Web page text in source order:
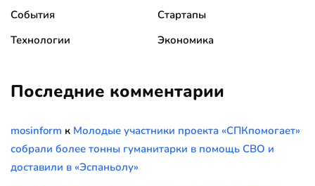
События
Стартапы
Технологии
Экономика
Последние комментарии
mosinform к Молодые участники проекта «СПКпомогает»
собрали более тонны гуманитарки в помощь СВО и
доставили в «Эспаньолу»